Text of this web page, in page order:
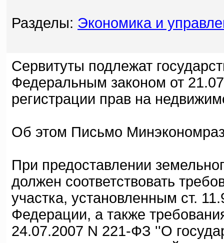
Разделы: Экономика и
Сервитуты подлежат
Федеральным законом от
регистрации прав на
Об этом Письмо
При предоставлении
должен соответствовать
участка, установленным ст.
Федерации, а также
24.07.2007 N 221-ФЗ ''О